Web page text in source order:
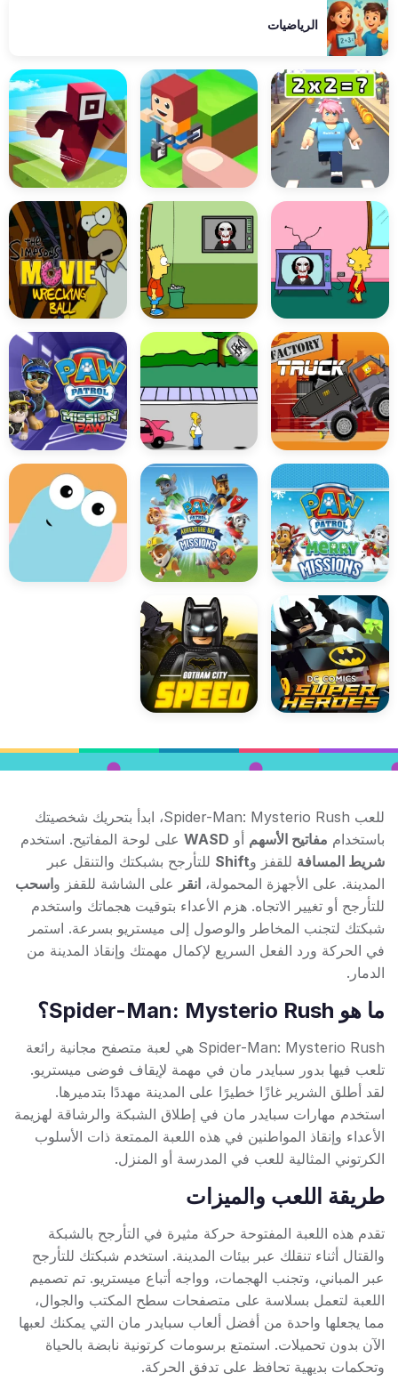
الرياضيات
للعب Spider-Man: Mysterio Rush، ابدأ بتحريك شخصيتك
باستخدام مفاتيح الأسهم أو WASD على لوحة المفاتيح. استخدم
شريط المسافة للقفز وShift للتأرجح بشبكتك والتنقل عبر
المدينة. على الأجهزة المحمولة، انقر على الشاشة للقفز واسحب
للتأرجح أو تغيير الاتجاه. هزم الأعداء بتوقيت هجماتك واستخدم
شبكتك لتجنب المخاطر والوصول إلى ميستريو بسرعة. استمر
في الحركة ورد الفعل السريع لإكمال مهمتك وإنقاذ المدينة من
الدمار.
ما هو Spider-Man: Mysterio Rush؟
Spider-Man: Mysterio Rush هي لعبة متصفح مجانية رائعة
تلعب فيها بدور سبايدر مان في مهمة لإيقاف فوضى ميستريو.
لقد أطلق الشرير غازًا خطيرًا على المدينة مهددًا بتدميرها.
استخدم مهارات سبايدر مان في إطلاق الشبكة والرشاقة لهزيمة
الأعداء وإنقاذ المواطنين في هذه اللعبة الممتعة ذات الأسلوب
الكرتوني المثالية للعب في المدرسة أو المنزل.
طريقة اللعب والميزات
تقدم هذه اللعبة المفتوحة حركة مثيرة في التأرجح بالشبكة
والقتال أثناء تنقلك عبر بيئات المدينة. استخدم شبكتك للتأرجح
عبر المباني، وتجنب الهجمات، وواجه أتباع ميستريو. تم تصميم
اللعبة لتعمل بسلاسة على متصفحات سطح المكتب والجوال،
مما يجعلها واحدة من أفضل ألعاب سبايدر مان التي يمكنك لعبها
الآن بدون تحميلات. استمتع برسومات كرتونية نابضة بالحياة
وتحكمات بديهية تحافظ على تدفق الحركة.